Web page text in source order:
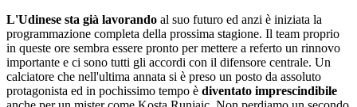
L'Udinese sta già lavorando al suo futuro ed anzi è iniziata la
programmazione completa della prossima stagione. Il team proprio
in queste ore sembra essere pronto per mettere a referto un rinnovo
importante e ci sono tutti gli accordi con il difensore centrale. Un
calciatore che nell'ultima annata si è preso un posto da assoluto
protagonista ed in pochissimo tempo è diventato imprescindibile